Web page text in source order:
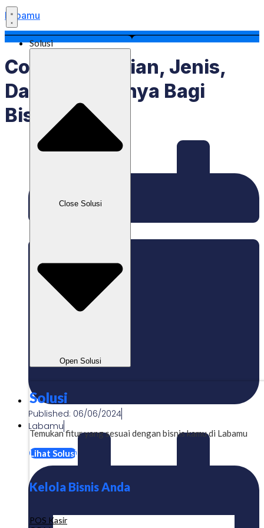
Labamu
Solusi
Close Solusi
Open Solusi
Solusi
Temukan fitur yang sesuai dengan bisnis kamu di Labamu
Lihat Solusi
Kelola Bisnis Anda
POS Kasir
CoA: Pengertian, Jenis,
Dan Manfaatnya Bagi
Bisnis
Published: 06/06/2024
Labamu